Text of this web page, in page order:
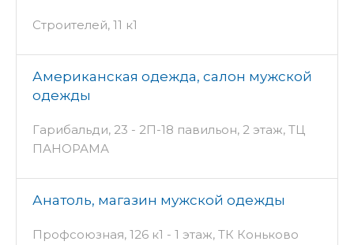
Строителей, 11 к1
Американская одежда, салон мужской
одежды
Гарибальди, 23 - 2П-18 павильон, 2 этаж, ТЦ
ПАНОРАМА
Анатоль, магазин мужской одежды
Профсоюзная, 126 к1 - 1 этаж, ТК Коньково